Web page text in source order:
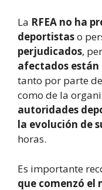
La RFEA no ha
deportistaso
perjudicados,
afectados
tanto por parte
como de la
autoridades
la evolución de
horas.
Es importante
que comenzó el